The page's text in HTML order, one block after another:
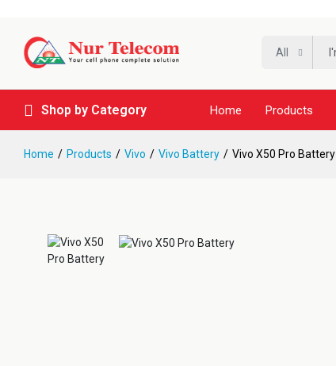
All
Shop by Category Home Products
Home Products Vivo Vivo Battery Vivo X50 Pro Battery